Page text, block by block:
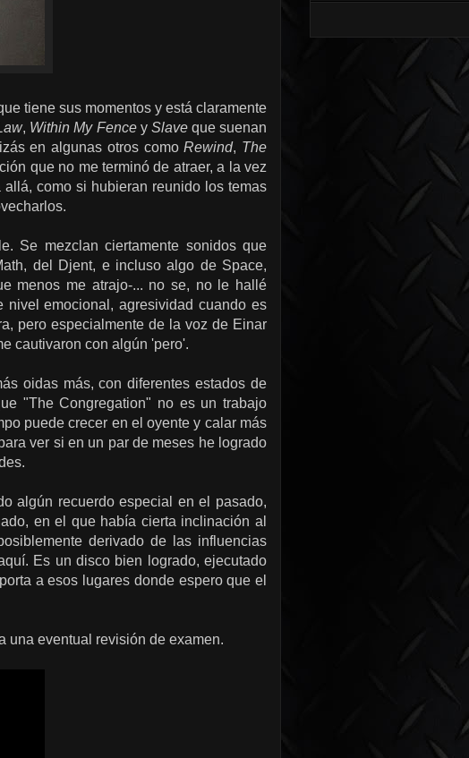
tiene sus momentos y está claramente
, Within My Fencey Slaveque suenan
en algunas otros comoRewind, The
que no me terminó de atraer, a la vez
como si hubieran reunido los temas
Se mezclan ciertamente sonidos que
del Djent, e incluso algo de Space,
menos me atrajo-... no se, no le hallé
emocional, agresividad cuando es
pero especialmente de la voz de Einar
cautivaron con algún 'pero'.
oidas más, con diferentes estados de
"The Congregation" no es un trabajo
puede crecer en el oyente y calar más
ver si en un par de meses he logrado
algún recuerdo especial en el pasado,
en el que había cierta inclinación al
derivado de las influencias
Es un disco bien logrado, ejecutado
a esos lugares donde espero que el
una eventual revisión de examen.